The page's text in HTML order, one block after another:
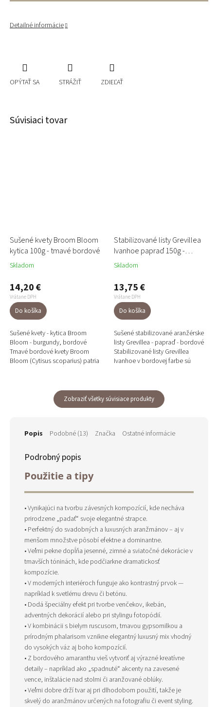
Detailné informácie
OPÝTAŤ SA STRÁŽIŤ ZDIEĽAŤ
Súvisiaci tovar
Sušené kvety Broom Bloom
kytica 100g - tmavé bordové
Skladom
14,20 €
Vrátane DPH
Do košíka
Sušené kvety - kytica Broom
Bloom - burgundy, bordové
Tmavé bordové kvety Broom
Bloom (Cytisus scoparius) patria
Stabilizované listy Grevillea
Ivanhoe papraď 150g -
bordové
Skladom
13,75 €
Vrátane DPH
Do košíka
Sušené stabilizované aranžérske
listy Grevillea - papraď - bordové
Stabilizované listy Grevillea
Ivanhoe v bordovej farbe sú
Zobraziť všetky súvisiace produkty
Popis Podobné (13) Značka Ostatné informácie
Podrobný popis
Použitie a tipy
• Vynikajúci na tvorbu závesných kompozícií, kde necháva
prirodzene „padať“ svoje elegantné strapce.
• Perfektný do svadobných a luxusných aranžmánov – aj v
menšom množstve pôsobí efektne a dominantne.
• Veľmi pekne dopĺňa jesenné, zimné a sviatočné dekorácie v
tmavších tóninách, kde podčiarkne dramatickosť
kompozície.
• V moderných interiéroch funguje ako kontrastný prvok —
napríklad k svetlému drevu či betónu.
• Dodá špeciálny efekt pri tvorbe venčekov, ikebán,
adventných dekorácií alebo pri stylingu fotopódií.
• V kombinácii s bielym ruscusom, tmavou gypsomilkou a
prírodným phalarisom vznikne elegantný luxusný mix vhodný
do vysokých váz aj boho kompozícií.
• Z bordového amaranthu vieš vytvoriť aj výrazné kreatívne
detaily – napríklad ako „spadnuté“ akcenty na zavesené
vence, inštalácie nad stolmi či aranžované oblúky.
• Veľmi dobre drží tvar aj pri dlhodobom použití, takže je
skvelý do aranžmánov určených na fotografiu či event styling.